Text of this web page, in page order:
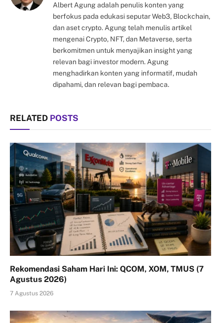
Albert Agung adalah penulis konten yang
berfokus pada edukasi seputar Web3, Blockchain,
dan aset crypto. Agung telah menulis artikel
mengenai Crypto, NFT, dan Metaverse, serta
berkomitmen untuk menyajikan insight yang
relevan bagi investor modern. Agung
menghadirkan konten yang informatif, mudah
dipahami, dan relevan bagi pembaca.
RELATED POSTS
Rekomendasi Saham Hari Ini: QCOM, XOM, TMUS (7
Agustus 2026)
7 Agustus 2026